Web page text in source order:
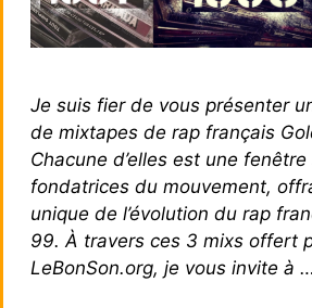
Je suis fier de vous présenter
de mixtapes de rap français
Chacune d’elles est une
fondatrices du mouvement,
unique de l’évolution du rap
99. À travers ces 3 mixs offert
LeBonSon.org, je vous invite à …